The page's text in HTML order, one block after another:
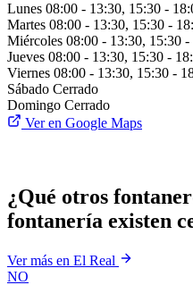
Lunes 08:00 - 13:30, 15:30 -
Martes 08:00 - 13:30, 15:30 -
Miércoles 08:00 - 13:30, 15:30 -
Jueves 08:00 - 13:30, 15:30 -
Viernes 08:00 - 13:30, 15:30 -
Sábado Cerrado
Domingo Cerrado
Ver en Google Maps
¿Qué otros
fontanería existen
Ver más en El Real
NO